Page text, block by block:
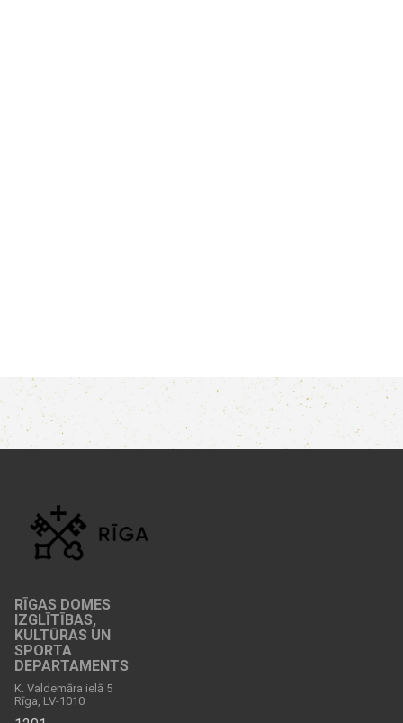
RĪGAS DOMES
IZGLĪTĪBAS,
KULTŪRAS UN
SPORTA
DEPARTAMENTS
K. Valdemāra ielā 5
Rīga, LV-1010